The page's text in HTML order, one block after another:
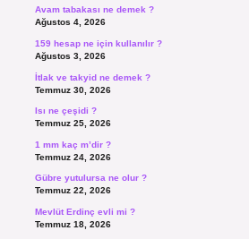
Avam tabakası ne demek ?
Ağustos 4, 2026
159 hesap ne için kullanılır ?
Ağustos 3, 2026
İtlak ve takyid ne demek ?
Temmuz 30, 2026
Isı ne çeşidi ?
Temmuz 25, 2026
1 mm kaç m’dir ?
Temmuz 24, 2026
Gübre yutulursa ne olur ?
Temmuz 22, 2026
Mevlüt Erdinç evli mi ?
Temmuz 18, 2026